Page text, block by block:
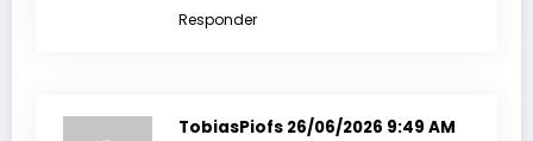
Responder
TobiasPiofs 26/06/2026 9:49 AM